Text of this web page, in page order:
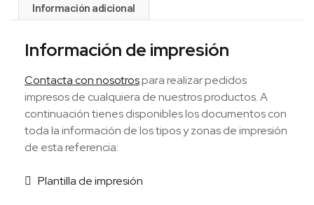
Información adicional
Información de impresión
Contacta con nosotrospara realizar pedidos
impresos de cualquiera de nuestros productos. A
continuación tienes disponibles los documentos con
toda la información de los tipos y zonas de impresión
de esta referencia:
Plantilla de impresión